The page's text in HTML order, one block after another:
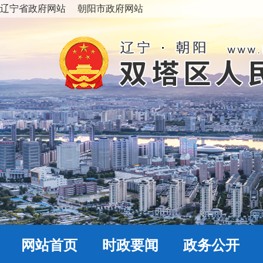
辽宁省政府网站 朝阳市政府网站
网站首页 时政要闻 政务公开